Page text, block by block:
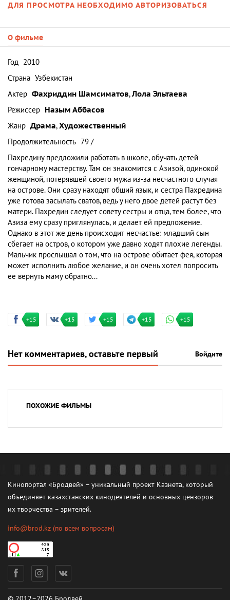
ДЛЯ ПРОСМОТРА НЕОБХОДИМО АВТОРИЗОВАТЬСЯ
О фильме
Год 2010
Страна Узбекистан
Актер Фахриддин Шамсиматов,Лола Эльтаева
Режиссер Назым Аббасов
Жанр Драма,Художественный
Продолжительность 79 /
Пахредину предложили работать в школе, обучать детей
гончарному мастерству. Там он знакомится с Азизой, одинокой
женщиной, потерявшей своего мужа из-за несчастного случая
на острове. Они сразу находят общий язык, и сестра Пахредина
уже готова засылать сватов, ведь у него двое детей растут без
матери. Пахредин следует совету сестры и отца, тем более, что
Азиза ему сразу приглянулась, и делает ей предложение.
Однако в этот же день происходит несчастье: младший сын
сбегает на остров, о котором уже давно ходят плохие легенды.
Мальчик прослышал о том, что на острове обитает фея, которая
может исполнить любое желание, и он очень хотел попросить
ее вернуть маму обратно...
+15 +15 +15 +15 +15
Нет комментариев, оставьте первый Войдите
ПОХОЖИЕ ФИЛЬМЫ
Кинопортал «Бродвей» – уникальный проект Казнета, который
объединяет казахстанских кинодеятелей и основных цензоров
их творчества – зрителей.
info@brod.kz (по всем вопросам)